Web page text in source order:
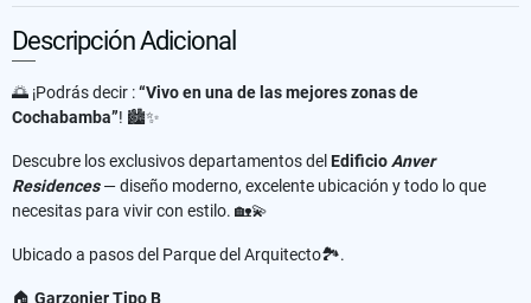
Descripción Adicional
🌅 ¡Podrás decir :“Vivo en una de las mejores zonas de
Cochabamba”! 🏙️✨
Descubre los exclusivos departamentos del Edificio Anver
Residences— diseño moderno, excelente ubicación y todo lo que
necesitas para vivir con estilo. 🏡💫
Ubicado a pasos del Parque del Arquitecto🏞️.
🏠 Garzonier Tipo B